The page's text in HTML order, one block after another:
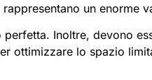
un enorme
Inoltre, devono
ottimizzare lo spazio